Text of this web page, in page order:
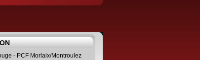
- PCF Morlaix/Montroulez